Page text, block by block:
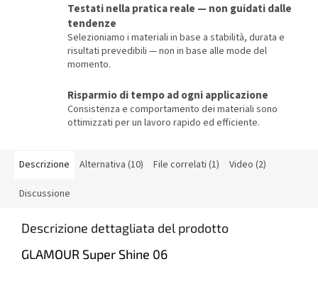
Testati nella pratica reale — non guidati dalle
tendenze
Selezioniamo i materiali in base a stabilità, durata e
risultati prevedibili — non in base alle mode del
momento.
Risparmio di tempo ad ogni applicazione
Consistenza e comportamento dei materiali sono
ottimizzati per un lavoro rapido ed efficiente.
Descrizione Alternativa (10) File correlati (1) Video (2)
Discussione
Descrizione dettagliata del prodotto
GLAMOUR Super Shine 06